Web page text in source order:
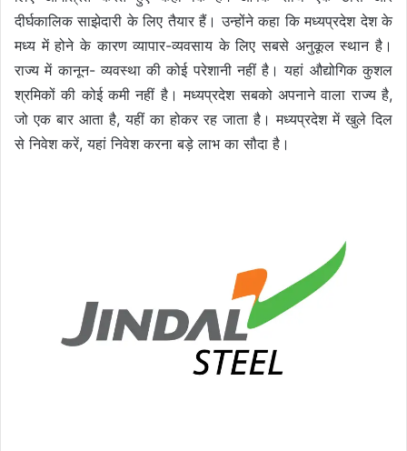
दीर्घकालिक साझेदारी के लिए तैयार हैं। उन्होंने कहा कि मध्यप्रदेश देश के
मध्य में होने के कारण व्यापार-व्यवसाय के लिए सबसे अनुकूल स्थान है।
राज्य में कानून- व्यवस्था की कोई परेशानी नहीं है। यहां औद्योगिक कुशल
श्रमिकों की कोई कमी नहीं है। मध्यप्रदेश सबको अपनाने वाला राज्य है,
जो एक बार आता है, यहीं का होकर रह जाता है। मध्यप्रदेश में खुले दिल
से निवेश करें, यहां निवेश करना बड़े लाभ का सौदा है।